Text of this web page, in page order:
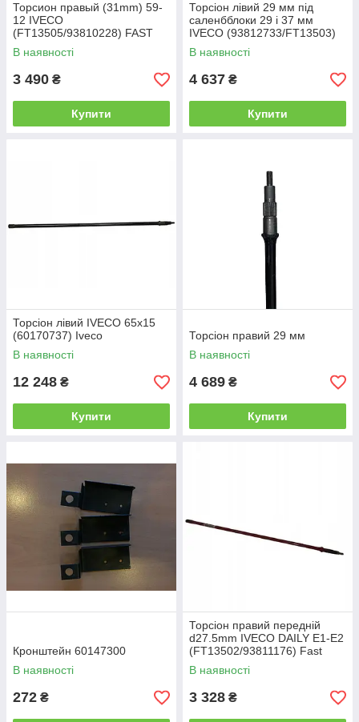
Торсион правый (31mm) 59-
12 IVECO
(FT13505/93810228) FAST
В наявності
3 490 ₴
Купити
Торсіон лівий 29 мм під
саленбблоки 29 і 37 мм
IVECO (93812733/FT13503)
Fast
В наявності
4 637 ₴
Купити
Торсіон лівий IVECO 65x15
(60170737) Iveco
В наявності
12 248 ₴
Купити
Торсіон правий 29 мм
В наявності
4 689 ₴
Купити
Кронштейн 60147300
В наявності
272 ₴
Торсіон правий передній
d27.5mm IVECO DAILY E1-E2
(FT13502/93811176) Fast
В наявності
3 328 ₴